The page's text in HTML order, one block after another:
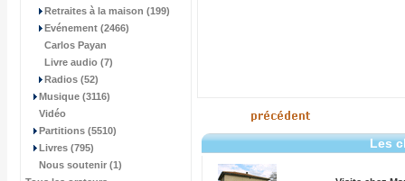
Retraites à la maison (199)
Evénement (2466)
Carlos Payan
Livre audio (7)
Radios (52)
Musique (3116)
Vidéo
Partitions (5510)
Livres (795)
Nous soutenir (1)
Les